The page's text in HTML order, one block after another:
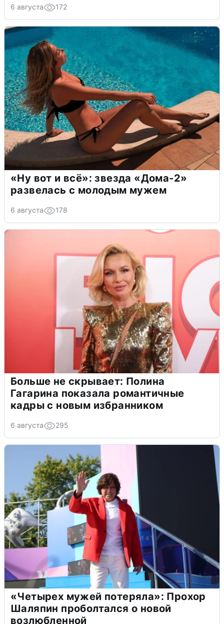
6 августа 172
«Ну вот и всё»: звезда «Дома-2»
развелась с молодым мужем
6 августа 178
Больше не скрывает: Полина
Гагарина показала романтичные
кадры с новым избранником
6 августа 295
«Четырех мужей потеряла»: Прохор
Шаляпин проболтался о новой
возлюбленной